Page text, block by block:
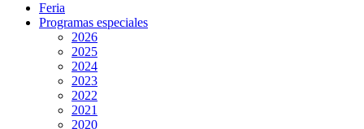
Feria
Programas especiales
2026
2025
2024
2023
2022
2021
2020